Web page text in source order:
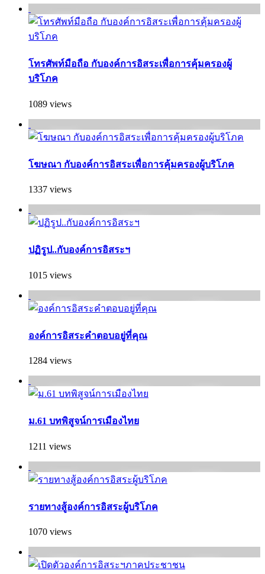
โทรศัพท์มือถือ กับองค์การอิสระเพื่อการคุ้มครองผู้
บริโภค
1089 views
โฆษณา กับองค์การอิสระเพื่อการคุ้มครองผู้บริโภค
1337 views
ปฏิรูป..กับองค์การอิสระฯ
1015 views
องค์การอิสระคำตอบอยู่ที่คุณ
1284 views
ม.61 บทพิสูจน์การเมืองไทย
1211 views
รายทางสู้องค์การอิสระผู้บริโภค
1070 views